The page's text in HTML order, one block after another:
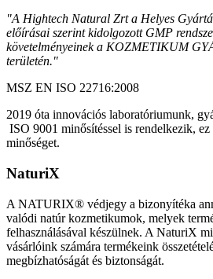
"A Hightech Natural Zrt a Helyes
előírásai szerint kidolgozott GMP
követelményeinek a KOZMETIKUM
területén."
MSZ EN ISO 22716:2008
2019 óta innovációs laboratóriumunk,
ISO 9001 minősítéssel is rendelkezik,
minőséget.
NaturiX
A NATURIX® védjegy a bizonyítéka
valódi natúr kozmetikumok, melyek
felhasználásával készülnek. A NaturiX
vásárlóink számára termékeink
megbízhatóságát és biztonságát.